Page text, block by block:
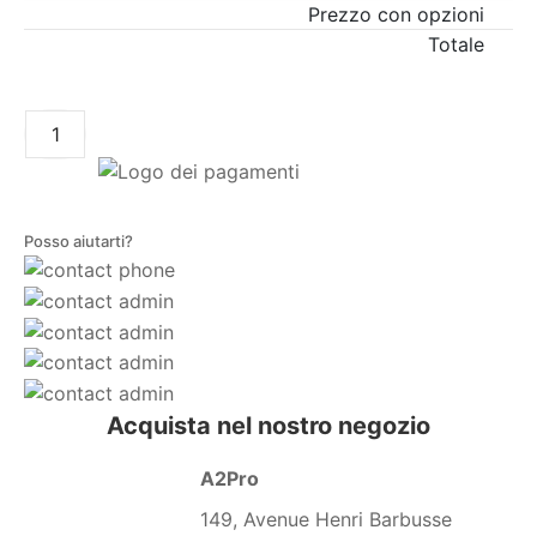
Prezzo con opzioni
Totale
Posso aiutarti?
Acquista nel nostro negozio
A2Pro
149, Avenue Henri Barbusse